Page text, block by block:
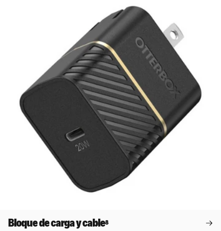
Bloque de carga y cable8